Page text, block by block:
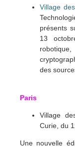
Village
présents
13
des
Paris
Village
Curie, du
Une nouvelle